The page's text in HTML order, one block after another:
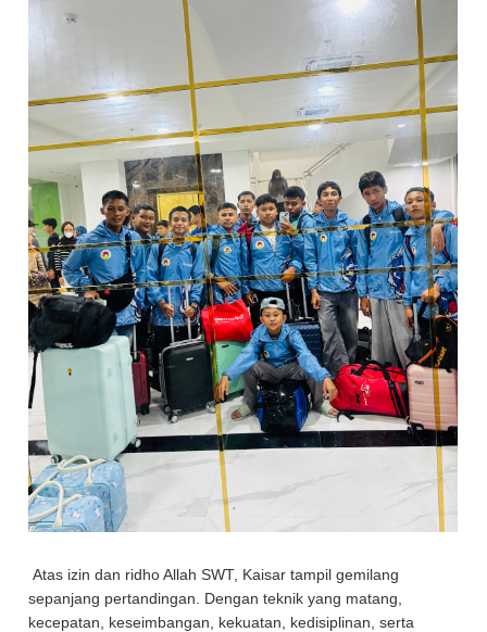
Atas izin dan ridho Allah SWT, Kaisar tampil gemilang
sepanjang pertandingan. Dengan teknik yang matang,
kecepatan, keseimbangan, kekuatan, kedisiplinan, serta